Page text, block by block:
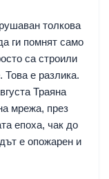
толкова
ги помнят само
са строили
Това е разлика.
Траяна
мрежа, през
епоха, чак до
е опожарен и